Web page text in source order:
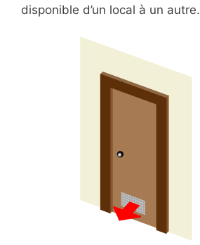
disponible d’un local à un autre.